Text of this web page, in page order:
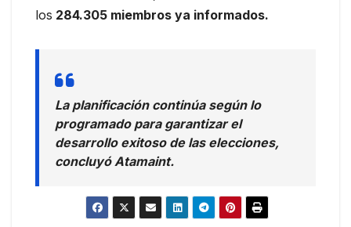
los 284.305 miembros ya informados.
La planificación continúa según lo
programado para garantizar el
desarrollo exitoso de las elecciones,
concluyó Atamaint.